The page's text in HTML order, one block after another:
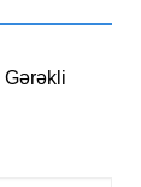
Gərəkli